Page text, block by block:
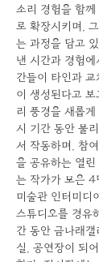
소리 경험을 함
로 확장시키며,
는 과정을 담고
낸 시간과 경험
간들이 타인과
이 생성된다고
리 풍경을 새롭
시 기간 동안 물
서 작동하며, 참
을 공유하는 열
는 작가가 모은
미술관 인터미디
스튜디오를 경유
간 동안 금나래
실, 공연장이 되